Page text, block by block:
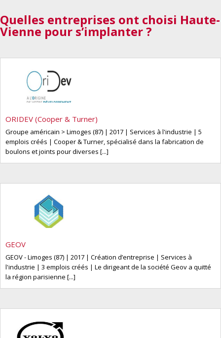
Quelles entreprises ont choisi Haute-
Vienne pour s’implanter ?
ORIDEV (Cooper & Turner)
Groupe américain > Limoges (87) | 2017 | Services à l'industrie | 5
emplois créés | Cooper & Turner, spécialisé dans la fabrication de
boulons et joints pour diverses [...]
GEOV
GEOV - Limoges (87) | 2017 | Création d’entreprise | Services à
l'industrie | 3 emplois créés | Le dirigeant de la société Geov a quitté
la région parisienne [...]